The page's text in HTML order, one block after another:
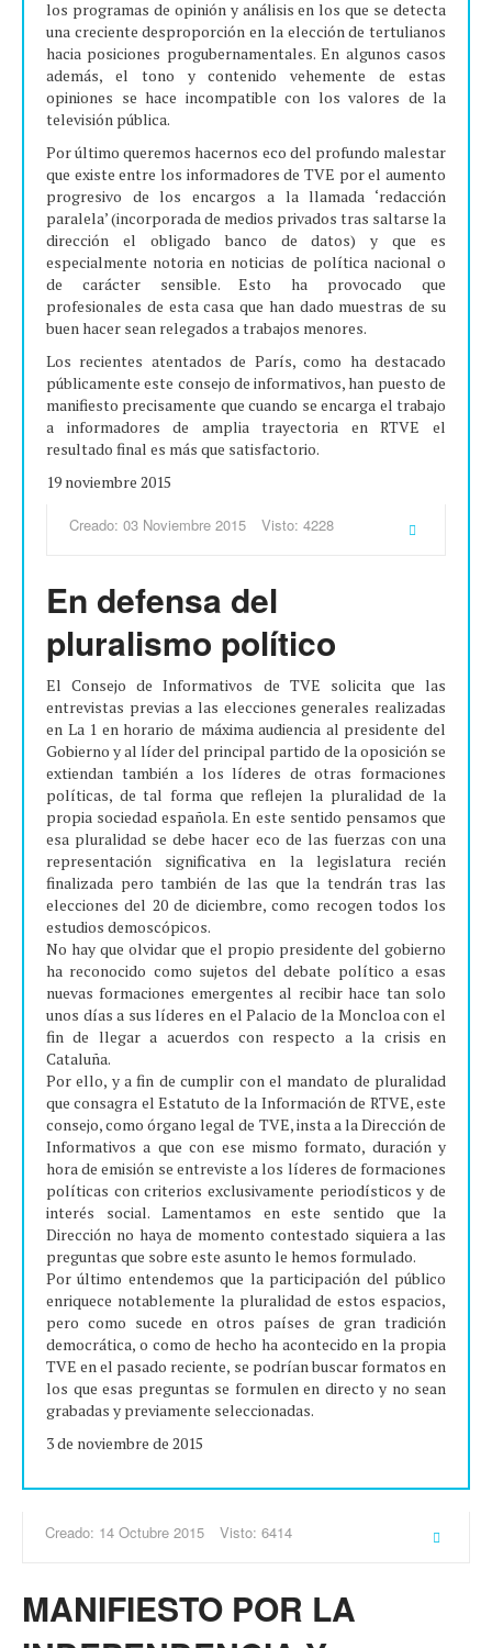
los programas de opinión y análisis en los que se detecta
una creciente desproporción en la elección de tertulianos
hacia posiciones progubernamentales. En algunos casos
además, el tono y contenido vehemente de estas
opiniones se hace incompatible con los valores de la
televisión pública.
Por último queremos hacernos eco del profundo malestar
que existe entre los informadores de TVE por el aumento
progresivo de los encargos a la llamada ‘redacción
paralela’ (incorporada de medios privados tras saltarse la
dirección el obligado banco de datos) y que es
especialmente notoria en noticias de política nacional o
de carácter sensible. Esto ha provocado que
profesionales de esta casa que han dado muestras de su
buen hacer sean relegados a trabajos menores.
Los recientes atentados de París, como ha destacado
públicamente este consejo de informativos, han puesto de
manifiesto precisamente que cuando se encarga el trabajo
a informadores de amplia trayectoria en RTVE el
resultado final es más que satisfactorio.
19 noviembre 2015
Creado: 03 Noviembre 2015 Visto: 4228
En defensa del
pluralismo político
El Consejo de Informativos de TVE solicita que las
entrevistas previas a las elecciones generales realizadas
en La 1 en horario de máxima audiencia al presidente del
Gobierno y al líder del principal partido de la oposición se
extiendan también a los líderes de otras formaciones
políticas, de tal forma que reflejen la pluralidad de la
propia sociedad española. En este sentido pensamos que
esa pluralidad se debe hacer eco de las fuerzas con una
representación significativa en la legislatura recién
finalizada pero también de las que la tendrán tras las
elecciones del 20 de diciembre, como recogen todos los
estudios demoscópicos.
No hay que olvidar que el propio presidente del gobierno
ha reconocido como sujetos del debate político a esas
nuevas formaciones emergentes al recibir hace tan solo
unos días a sus líderes en el Palacio de la Moncloa con el
fin de llegar a acuerdos con respecto a la crisis en
Cataluña.
Por ello, y a fin de cumplir con el mandato de pluralidad
que consagra el Estatuto de la Información de RTVE, este
consejo, como órgano legal de TVE, insta a la Dirección de
Informativos a que con ese mismo formato, duración y
hora de emisión se entreviste a los líderes de formaciones
políticas con criterios exclusivamente periodísticos y de
interés social. Lamentamos en este sentido que la
Dirección no haya de momento contestado siquiera a las
preguntas que sobre este asunto le hemos formulado.
Por último entendemos que la participación del público
enriquece notablemente la pluralidad de estos espacios,
pero como sucede en otros países de gran tradición
democrática, o como de hecho ha acontecido en la propia
TVE en el pasado reciente, se podrían buscar formatos en
los que esas preguntas se formulen en directo y no sean
grabadas y previamente seleccionadas.
3 de noviembre de 2015
Creado: 14 Octubre 2015 Visto: 6414
MANIFIESTO POR LA